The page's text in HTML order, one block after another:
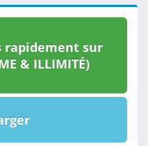
rapidement sur
& ILLIMITÉ)